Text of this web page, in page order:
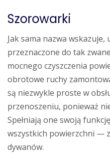
Szorowarki
Jak sama nazwa wskazuje,
przeznaczone do tak
mocnego czyszczenia
obrotowe ruchy
są niezwykle proste w
przenoszeniu, ponieważ
Spełniają one swoją
wszystkich powierzchni —
dywanów.